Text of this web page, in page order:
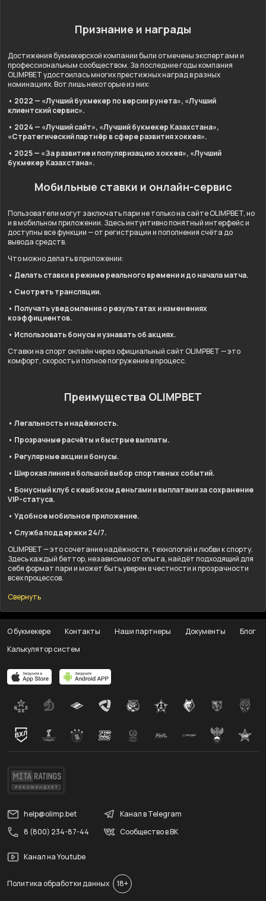
Признание и награды
Достижения букмекерской компании были отмечены экспертами и
профессиональным сообществом. За последние годы компания
OLIMPBET удостоилась многих престижных наград в разных
номинациях. Вот лишь некоторые из них:
• 2022 — «Лучший букмекер по версии рунета», «Лучший
клиентский сервис».
• 2024 — «Лучший сайт», «Лучший букмекер Казахстана»,
«Стратегический партнёр в сфере развития хоккея».
• 2025 — «За развитие и популяризацию хоккея», «Лучший
букмекер Казахстана».
Мобильные ставки и онлайн-сервис
Пользователи могут заключать пари не только на сайте OLIMPBET, но
и в мобильном приложении. Здесь интуитивно понятный интерфейс и
доступны все функции — от регистрации и пополнения счёта до
вывода средств.
Что можно делать в приложении:
• Делать ставки в режиме реального времени и до начала матча.
• Смотреть трансляции.
• Получать уведомления о результатах и изменениях
коэффициентов.
• Использовать бонусы и узнавать об акциях.
Ставки на спорт онлайн через официальный сайт OLIMPBET — это
комфорт, скорость и полное погружение в процесс.
Преимущества OLIMPBET
• Легальность и надёжность.
• Прозрачные расчёты и быстрые выплаты.
• Регулярные акции и бонусы.
• Широкая линия и большой выбор спортивных событий.
• Бонусный клуб с кешбэком деньгами и выплатами за сохранение
VIP-статуса.
• Удобное мобильное приложение.
• Служба поддержки 24/7.
OLIMPBET — это сочетание надёжности, технологий и любви к спорту.
Здесь каждый беттор, независимо от опыта, найдёт подходящий для
себя формат пари и может быть уверен в честности и прозрачности
всех процессов.
Свернуть
О букмекере Контакты Наши партнеры Документы
Блог
Калькулятор систем
help@olimp.bet
8 (800) 234-87-44
Канал в Telegram
Сообщество в ВК
Канал на Youtube
Политика обработки данных 18+